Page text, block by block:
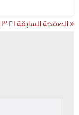
« الصفحة السابقة 1
2
3